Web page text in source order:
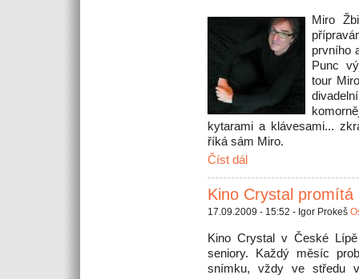
Miro
prvního
Punc
tour
kytarami a klávesami...
říká sám Miro.
Číst dál
Kino Crystal promítá
17.09.2009 - 15:52 - Igor Prokeš
Kino Crystal v České
seniory. Každý měsíc
snímku, vždy ve středu